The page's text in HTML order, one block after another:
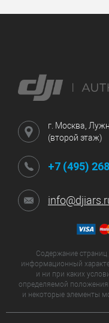
г. Москва,
(второй этаж)
+7 (495)
Содержание страниц
информационный
и ни при каких
определяемой
и некоторые элементы